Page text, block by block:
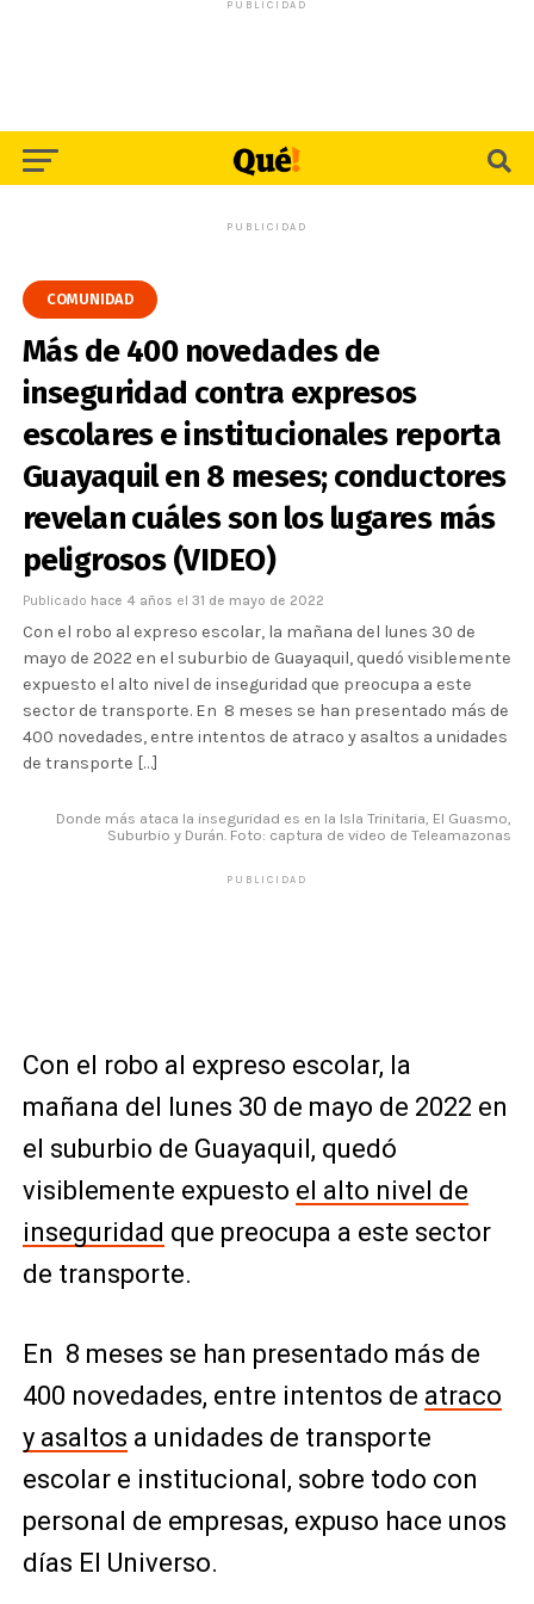
PUBLICIDAD
PUBLICIDAD
COMUNIDAD
Más de 400 novedades de
inseguridad contra expresos
escolares e institucionales reporta
Guayaquil en 8 meses; conductores
revelan cuáles son los lugares más
peligrosos (VIDEO)
Publicado hace 4 años el 31 de mayo de 2022
Con el robo al expreso escolar, la mañana del lunes 30 de
mayo de 2022 en el suburbio de Guayaquil, quedó visiblemente
expuesto el alto nivel de inseguridad que preocupa a este
sector de transporte. En 8 meses se han presentado más de
400 novedades, entre intentos de atraco y asaltos a unidades
de transporte […]
Donde más ataca la inseguridad es en la Isla Trinitaria, El Guasmo,
Suburbio y Durán. Foto: captura de video de Teleamazonas
PUBLICIDAD
Con el robo al expreso escolar, la
mañana del lunes 30 de mayo de 2022 en
el suburbio de Guayaquil, quedó
visiblemente expuesto el alto nivel de
inseguridad que preocupa a este sector
de transporte.
En 8 meses se han presentado más de
400 novedades, entre intentos de atraco
y asaltos a unidades de transporte
escolar e institucional, sobre todo con
personal de empresas, expuso hace unos
días El Universo.